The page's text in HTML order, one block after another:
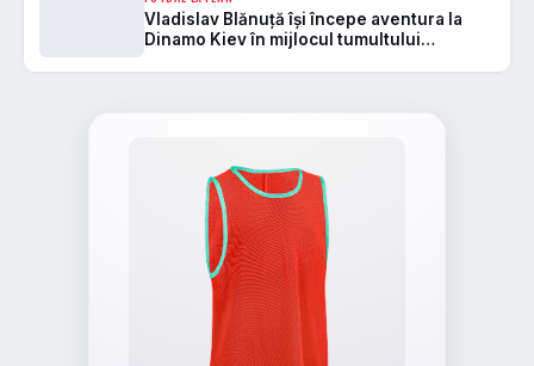
Vladislav Blănuță își începe aventura la
Dinamo Kiev în mijlocul tumultului